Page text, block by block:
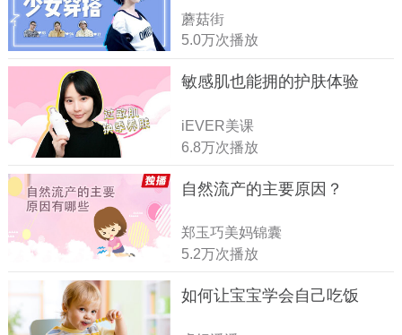
蘑菇街
5.0万次播放
敏感肌也能拥的护肤体验
iEVER美课
6.8万次播放
自然流产的主要原因？
郑玉巧美妈锦囊
5.2万次播放
如何让宝宝学会自己吃饭